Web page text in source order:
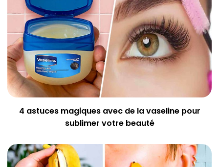
4 astuces magiques avec de la vaseline pour
sublimer votre beauté